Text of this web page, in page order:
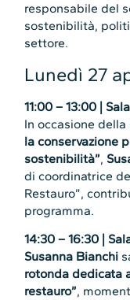
responsabile del
sostenibilità,
settore.
Lunedì 27
11:00 – 13:00 |
In occasione della
la conservazione
sostenibilità”,
di coordinatrice
Restauro”,
programma.
14:30 – 16:30 |
Susanna Bianchi
rotonda dedicata
restauro”,